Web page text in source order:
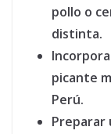
pollo o
distinta.
picante
Perú.
Preparar